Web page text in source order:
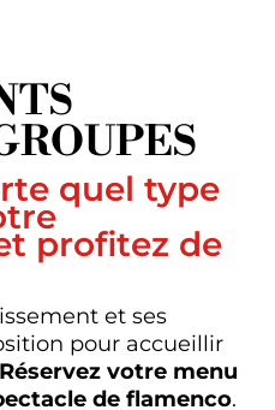
quel type
profitez de
et ses
pour accueillir
Réservez votre menu
de flamenco.